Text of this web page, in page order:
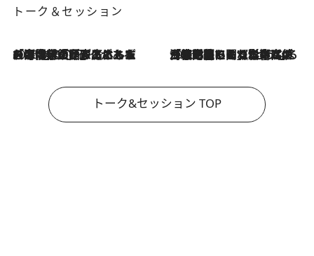
トーク＆セッション
2026.8.3
「今後値上げがあるとすれば…」「リスクがあるのは今年の冬」エネルギー専門家が語る、ホルムズ海峡封鎖が家庭にもたらす“ある心配” 2026.8.3
「住宅建てられない…」「サーチャージ料の高値が続いている」ホルムズ海峡封鎖による影響はいつまで続く？《エネルギー専門家に聞く“どうなる日本の暮らし”》
トーク&セッション TOP